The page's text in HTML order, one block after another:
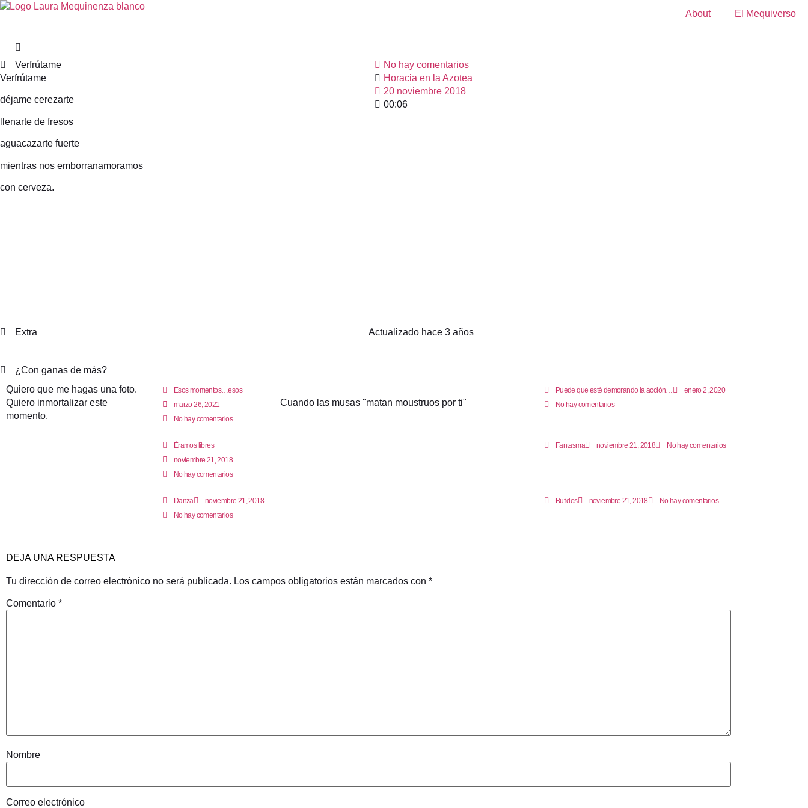
About El Mequiverso
Verfrútame
Verfrútame
déjame cerezarte
llenarte de fresos
aguacazarte fuerte
mientras nos emborranamoramos
con cerveza.
No hay comentarios
Horacia en la Azotea
20 noviembre 2018
00:06
Extra Actualizado hace 3 años
¿Con ganas de más?
Quiero que me hagas una foto.
Quiero inmortalizar este
momento.
Esos momentos…esos
marzo 26, 2021
No hay comentarios
Cuando las musas "matan moustruos por ti"
Puede que esté demorando la acción…
enero 2, 2020
No hay comentarios
Éramos libres
noviembre 21, 2018
No hay comentarios
Fantasma noviembre 21, 2018 No hay comentarios
Danza
noviembre 21, 2018
No hay comentarios
Bufidos noviembre 21, 2018 No hay comentarios
DEJA UNA RESPUESTA
Tu dirección de correo electrónico no será publicada. Los campos obligatorios están marcados con *
Comentario *
Nombre
Correo electrónico